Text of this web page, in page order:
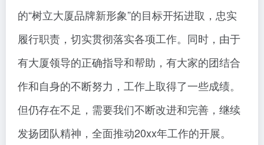
的“树立大厦品牌新形象”的目标开拓进取，忠实
履行职责，切实贯彻落实各项工作。同时，由于
有大厦领导的正确指导和帮助，有大家的团结合
作和自身的不断努力，工作上取得了一些成绩。
但仍存在不足，需要我们不断改进和完善，继续
发扬团队精神，全面推动20xx年工作的开展。